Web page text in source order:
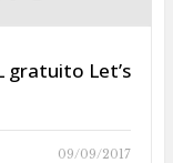
gratuito Let’s
09/09/2017